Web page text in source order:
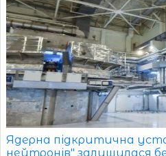
Ядерна підкритична
нейтронів" залишилася